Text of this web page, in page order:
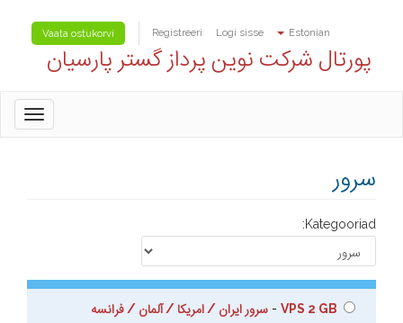
Estonian
Logi sisse
Registreeri
Vaata ostukorvi
پورتال شرکت نوین پرداز گستر پارسیان
سرور
Kategooriad:
VPS 2 GB
- سرور ایران / امریکا / آلمان / فرانسه